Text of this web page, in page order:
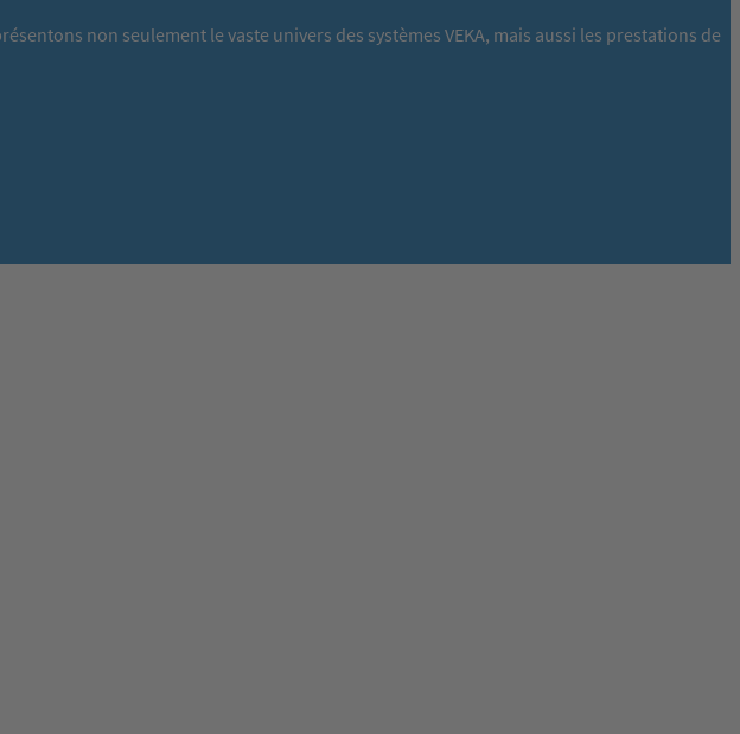
non seulement le vaste univers des systèmes VEKA, mais aussi les prestations de